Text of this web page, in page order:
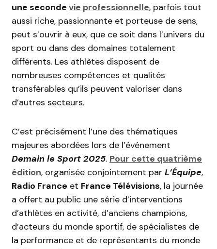
une seconde vie professionnelle, parfois tout
aussi riche, passionnante et porteuse de sens,
peut s’ouvrir à eux, que ce soit dans l’univers du
sport ou dans des domaines totalement
différents. Les athlètes disposent de
nombreuses compétences et qualités
transférables qu’ils peuvent valoriser dans
d’autres secteurs.
C’est précisément l’une des thématiques
majeures abordées lors de l’événement
Demain le Sport 2025. Pour cette quatrième
édition, organisée conjointement par L’Équipe,
Radio France et France Télévisions, la journée
a offert au public une série d’interventions
d’athlètes en activité, d’anciens champions,
d’acteurs du monde sportif, de spécialistes de
la performance et de représentants du monde